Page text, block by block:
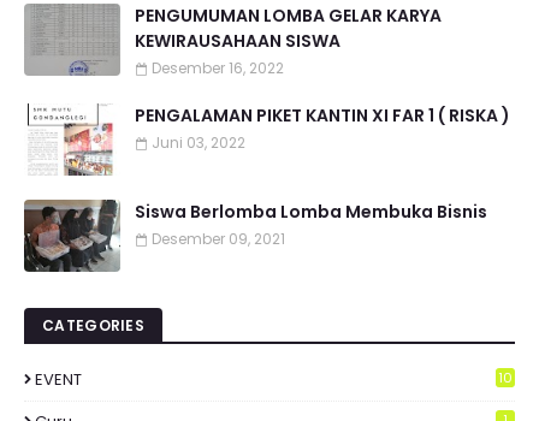
PENGUMUMAN LOMBA GELAR KARYA
KEWIRAUSAHAAN SISWA
Desember 16, 2022
PENGALAMAN PIKET KANTIN XI FAR 1 ( RISKA )
Juni 03, 2022
Siswa Berlomba Lomba Membuka Bisnis
Desember 09, 2021
CATEGORIES
EVENT 10